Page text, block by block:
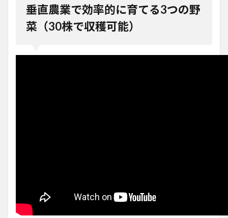
率的
に育
てる
3つ
ー：
ラン
垂直農業で効率的に育てる3つの野
菜（30株で収穫可能）